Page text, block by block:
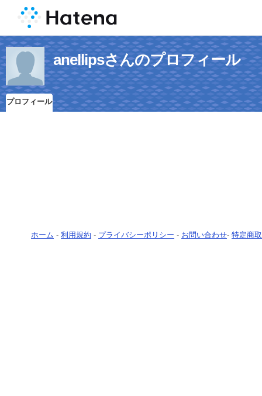
anellipsさんのプロフィール
プロフィール
ホーム - 利用規約 - プライバシーポリシー - お問い合わせ- 特定商